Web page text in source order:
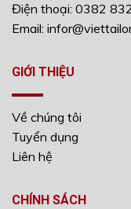
Điện thoại: 0382
Email:
GIỚI THIỆU
Về chúng tôi
Tuyển dụng
Liên hệ
CHÍNH SÁCH